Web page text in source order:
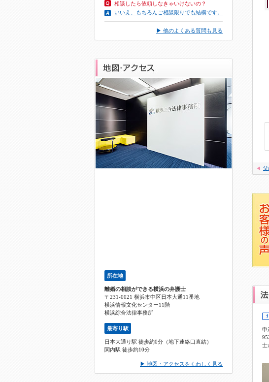
相談したら依頼しなきゃいけないの？
いいえ、もちろんご相談限りでも結構です。
▶ 他のよくある質問も見る
所在地
離婚の相談ができる横浜の弁護士
〒231-0021 横浜市中区日本大通11番地
横浜情報文化センター11階
横浜綜合法律事務所
最寄り駅
日本大通り駅 徒歩約0分（地下連絡口直結）
関内駅 徒歩約10分
▶ 地図・アクセスをくわしく見る
申
士